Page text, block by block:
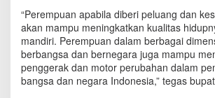
u
n
1
4
P
N
“Perempuan apabila diberi peluang dan
akan mampu meningkatkan kualitas
mandiri. Perempuan dalam berbagai
berbangsa dan bernegara juga mampu
penggerak dan motor perubahan dalam
bangsa dan negara Indonesia,” tegas